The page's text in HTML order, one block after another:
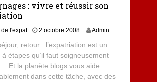
: vivre et réussir son
l'expat 2 octobre 2008 Admin
retour : l’expatriation est un
étapes qu’il faut soigneusement
Et la planète blogs vous aide
dans cette tâche, avec des